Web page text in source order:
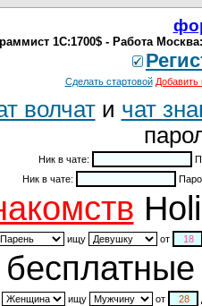
1С:1700$ - Работа
Сделать стартовой Добавить
волчати чат
Ник в чате:
Ник в чате:
ищу от
ищу от